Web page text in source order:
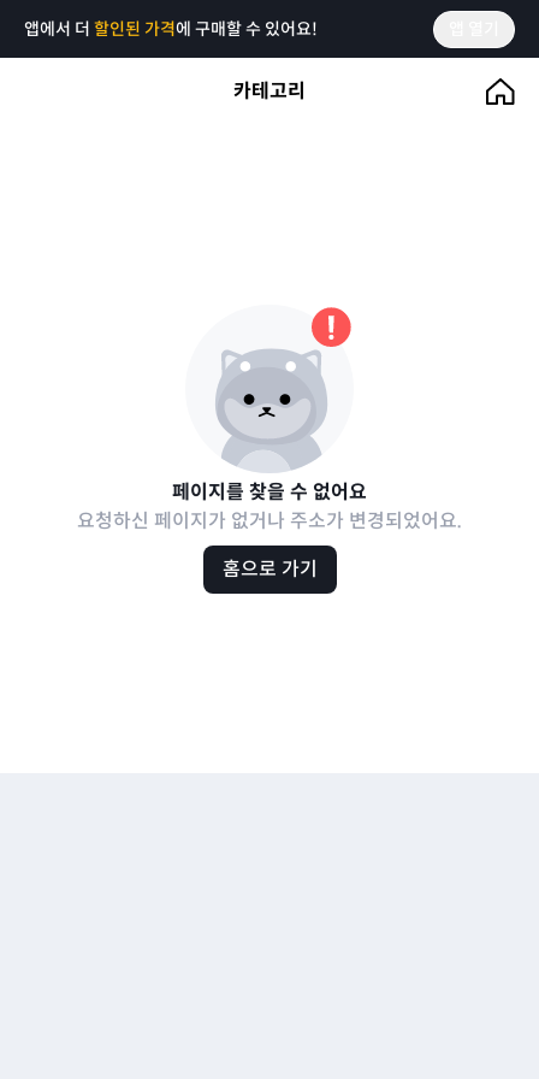
앱에서 더 할인된 가격에 구매할 수 있어요!
카테고리
페이지를 찾을 수 없어요
요청하신 페이지가 없거나 주소가 변경되었어요.
홈으로 가기